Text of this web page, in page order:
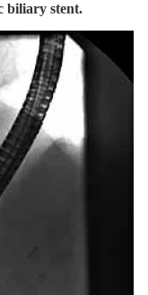
biliary stent.